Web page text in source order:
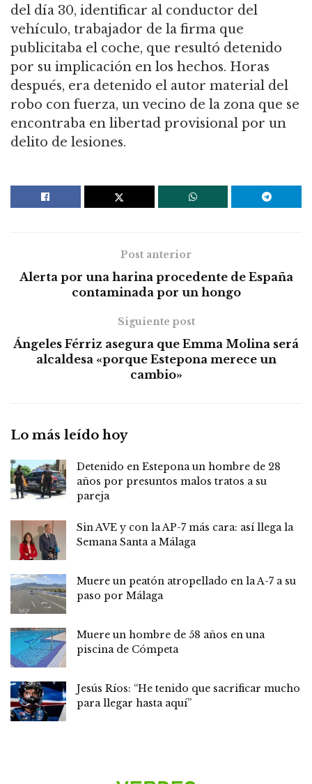
del día 30, identificar al conductor del
vehículo, trabajador de la firma que
publicitaba el coche, que resultó detenido
por su implicación en los hechos. Horas
después, era detenido el autor material del
robo con fuerza, un vecino de la zona que se
encontraba en libertad provisional por un
delito de lesiones.
Post anterior
Alerta por una harina procedente de España
contaminada por un hongo
Siguiente post
Ángeles Férriz asegura que Emma Molina será
alcaldesa «porque Estepona merece un
cambio»
Lo más leído hoy
Detenido en Estepona un hombre de 28
años por presuntos malos tratos a su
pareja
Sin AVE y con la AP-7 más cara: así llega la
Semana Santa a Málaga
Muere un peatón atropellado en la A-7 a su
paso por Málaga
Muere un hombre de 58 años en una
piscina de Cómpeta
Jesús Ríos: “He tenido que sacrificar mucho
para llegar hasta aquí”